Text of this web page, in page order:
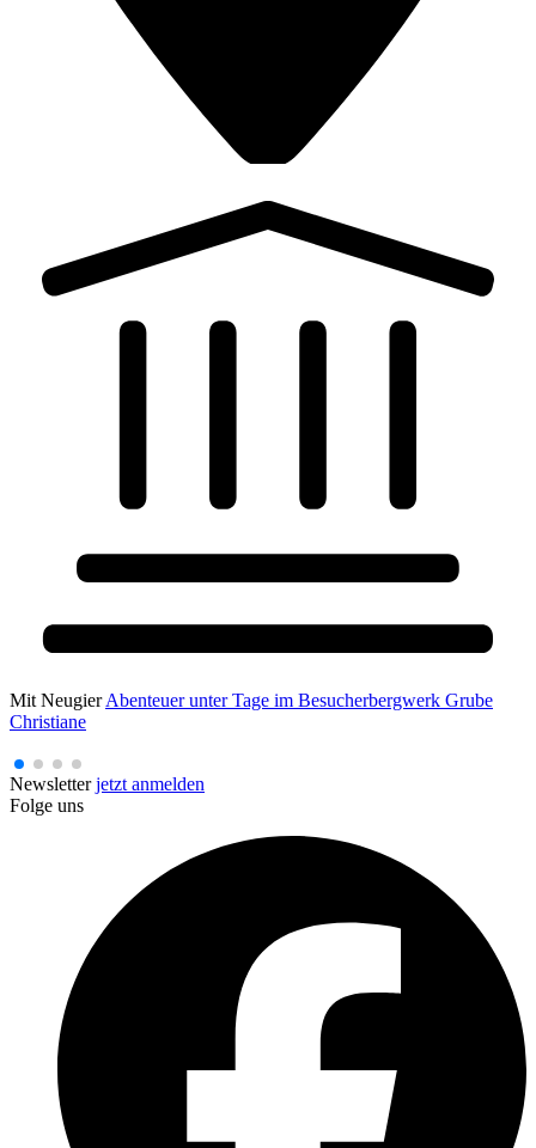
Mit NeugierAbenteuer unter Tage im Besucherbergwerk Grube
Christiane
Newsletterjetzt anmelden
Folge uns